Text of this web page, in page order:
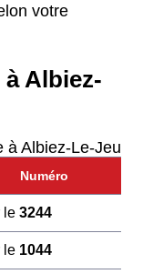
votre
Albiez-
Albiez-Le-Jeune
Numéro
le 3244
le 1044